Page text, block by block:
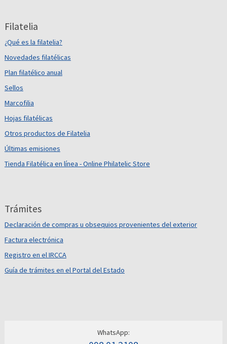
Filatelia
¿Qué es la filatelia?
Novedades filatélicas
Plan filatélico anual
Sellos
Marcofilia
Hojas filatélicas
Otros productos de Filatelia
Últimas emisiones
Tienda Filatélica en línea - Online Philatelic Store
Trámites
Declaración de compras u obsequios provenientes del exterior
Factura electrónica
Registro en el IRCCA
Guía de trámites en el Portal del Estado
WhatsApp: